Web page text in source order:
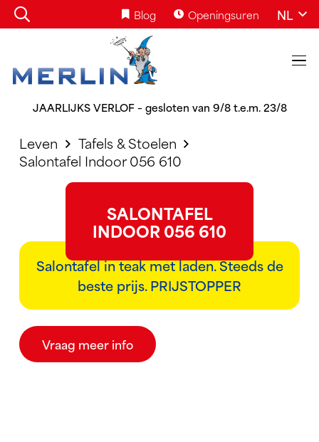
Blog Openingsuren NL
JAARLIJKS VERLOF – gesloten van 9/8 t.e.m. 23/8
Leven
Tafels & Stoelen
Salontafel Indoor 056 610
SALONTAFEL
INDOOR 056 610
Salontafel in teak met laden. Steeds de
beste prijs. PRIJSTOPPER
Vraag meer info